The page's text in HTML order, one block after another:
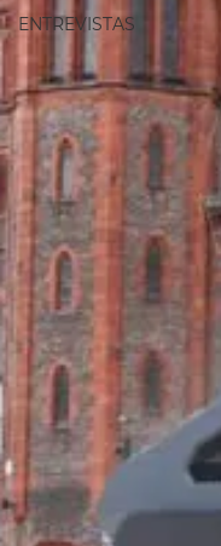
ENTREVISTAS